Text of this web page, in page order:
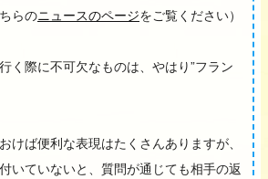
らのニュースのページをご覧ください）
く際に不可欠なものは、やはり”フラン
けば便利な表現はたくさんありますが、
いていないと、質問が通じても相手の返